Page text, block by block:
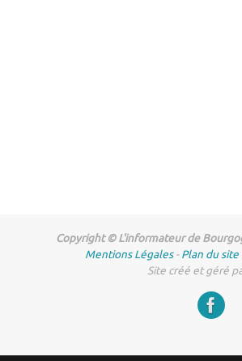
Copyright © L'informateur de
Mentions Légales-Plan du site
Site créé et géré